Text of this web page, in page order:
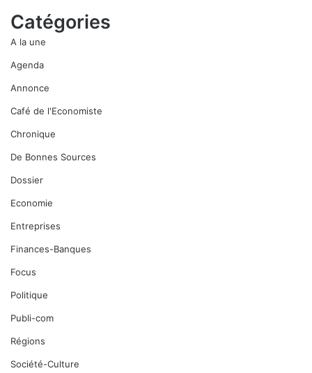
Catégories
A la une
Agenda
Annonce
Café de l'Economiste
Chronique
De Bonnes Sources
Dossier
Economie
Entreprises
Finances-Banques
Focus
Politique
Publi-com
Régions
Société-Culture